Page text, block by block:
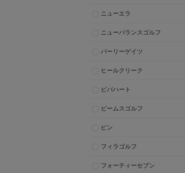
ニューエラ
ニューバランスゴルフ
パーリーゲイツ
ヒールクリーク
ビバハート
ビームスゴルフ
ピン
フィラゴルフ
フォーティーセブン